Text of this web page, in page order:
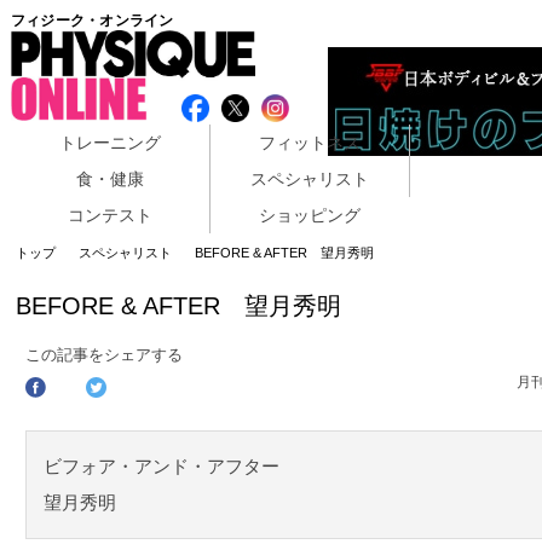
フィジーク・オンライン
トレーニング
フィットネス
食・健康
スペシャリスト
コンテスト
ショッピング
トップ スペシャリスト BEFORE & AFTER 望月秀明
BEFORE & AFTER 望月秀明
この記事をシェアする
月
ビフォア・アンド・アフター
望月秀明